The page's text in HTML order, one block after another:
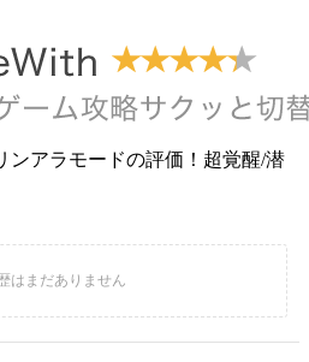
ンアラモードの評価！超覚醒/潜